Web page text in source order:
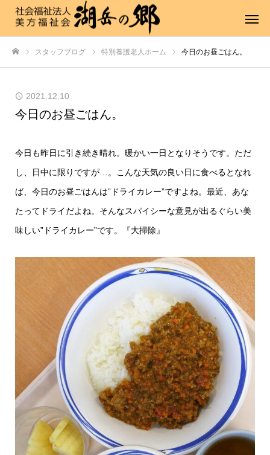
スタッフブログ 特別養護老人ホーム 今日のお昼ごはん。
2021.12.10
今日のお昼ごはん。
今日も昨日に引き続き晴れ。暖かい一日となりそうです。ただ
し、日中に限りですが…。こんな天気の良い日に食べるとなれ
ば、今日のお昼ごはんは”ドライカレー”ですよね。最近、あな
たってドライだよね。そんなスパイシーな意見が出るぐらい美
味しい”ドライカレー”です。『大掃除』